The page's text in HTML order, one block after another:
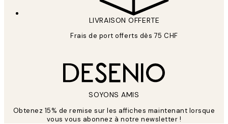
LIVRAISON OFFERTE
Frais de port offerts dès 75 CHF
SOYONS AMIS
Obtenez 15% de remise sur les affiches maintenant lorsque
vous vous abonnez à notre newsletter !